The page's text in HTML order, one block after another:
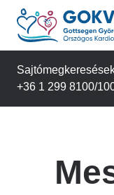
Ugrás
tartalomra
+36 1 299 8100/